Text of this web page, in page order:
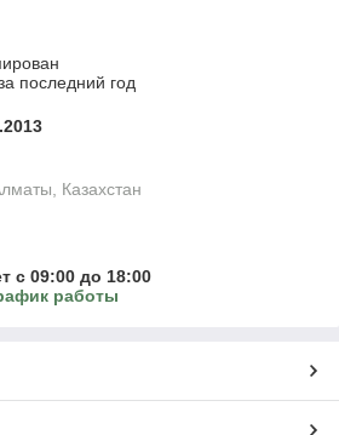
последний год
Казахстан
с 09:00 до 18:00
работы